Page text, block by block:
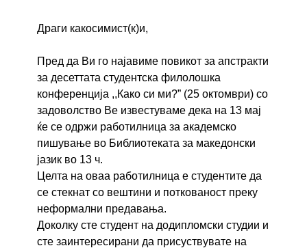
Драги какосимист(к)и,
Пред да Ви го најавиме повикот за апстракти
за десеттата студентска филолошка
конференција ,,Како си ми?” (25 октомври) со
задоволство Ве известуваме дека на 13 мај
ќе се одржи работилница за академско
пишување во Библиотеката за македонски
јазик во 13 ч.
Целта на оваа работилница е студентите да
се стекнат со вештини и поткованост преку
неформални предавања.
Доколку сте студент на додипломски студии и
сте заинтересирани да присуствувате на